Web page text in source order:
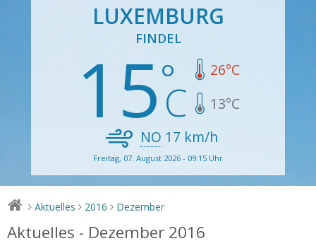
LUXEMBURG
FINDEL
15 26°C
13°C
NO 17 km/h
Freitag, 07. August 2026 - 09:15 Uhr
> Aktuelles > 2016 > Dezember
Aktuelles - Dezember 2016